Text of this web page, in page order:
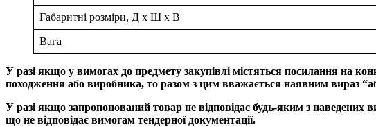
Габаритні розміри, Д х Ш х В
Вага
У разі якщо у вимогах до предмету закупівлі містяться посилання на
походження або виробника, то разом з цим вважається наявним вираз
У разі якщо запропонований товар не відповідає будь-яким з наведених
що не відповідає вимогам тендерної документації.